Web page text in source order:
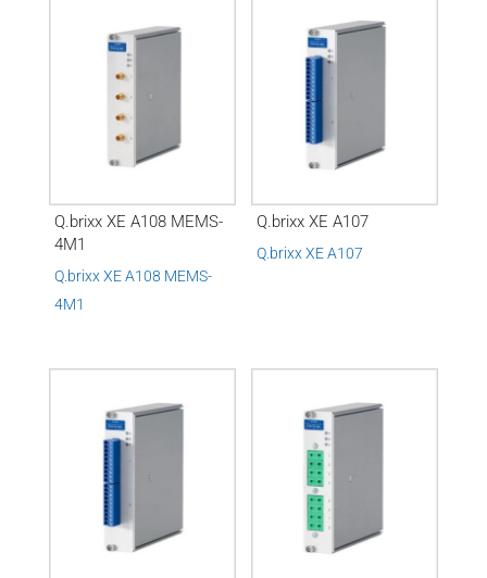
Q.brixx XE A108 MEMS-
4M1
Q.brixx XE A108 MEMS-
4M1
Q.brixx XE A107
Q.brixx XE A107